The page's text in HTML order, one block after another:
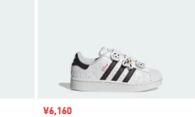
セール価格
¥6,160